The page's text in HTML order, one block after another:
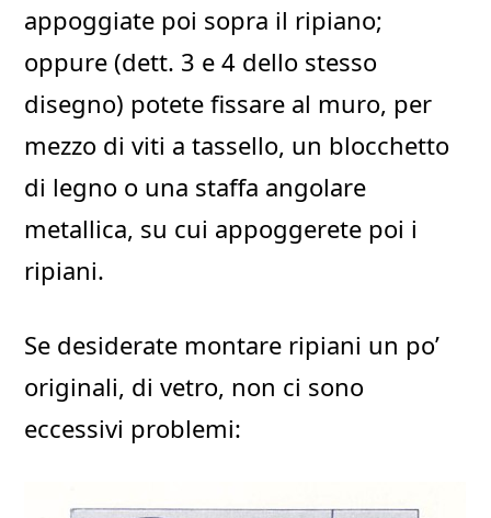
appoggiate poi sopra il ripiano;
oppure (dett. 3 e 4 dello stesso
disegno) potete fissare al muro, per
mezzo di viti a tassello, un blocchetto
di legno o una staffa angolare
metallica, su cui appoggerete poi i
ripiani.
Se desiderate montare ripiani un po’
originali, di vetro, non ci sono
eccessivi problemi: